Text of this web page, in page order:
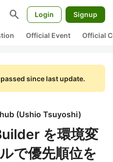
search Login Signup
Official Event Official
since last update.
(Ushio Tsuyoshi)
を環境変
で優先順位を